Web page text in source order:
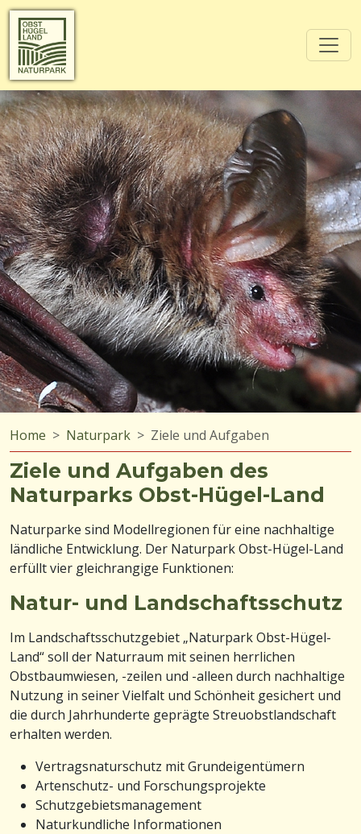
Home Naturpark Ziele und Aufgaben
Ziele und Aufgaben des
Naturparks Obst-Hügel-Land
Naturparke sind Modellregionen für eine nachhaltige
ländliche Entwicklung. Der Naturpark Obst-Hügel-Land
erfüllt vier gleichrangige Funktionen:
Natur- und Landschaftsschutz
Im Landschaftsschutzgebiet „Naturpark Obst-Hügel-
Land“ soll der Naturraum mit seinen herrlichen
Obstbaumwiesen, -zeilen und -alleen durch nachhaltige
Nutzung in seiner Vielfalt und Schönheit gesichert und
die durch Jahrhunderte geprägte Streuobstlandschaft
erhalten werden.
Vertragsnaturschutz mit Grundeigentümern
Artenschutz- und Forschungsprojekte
Schutzgebietsmanagement
Naturkundliche Informationen